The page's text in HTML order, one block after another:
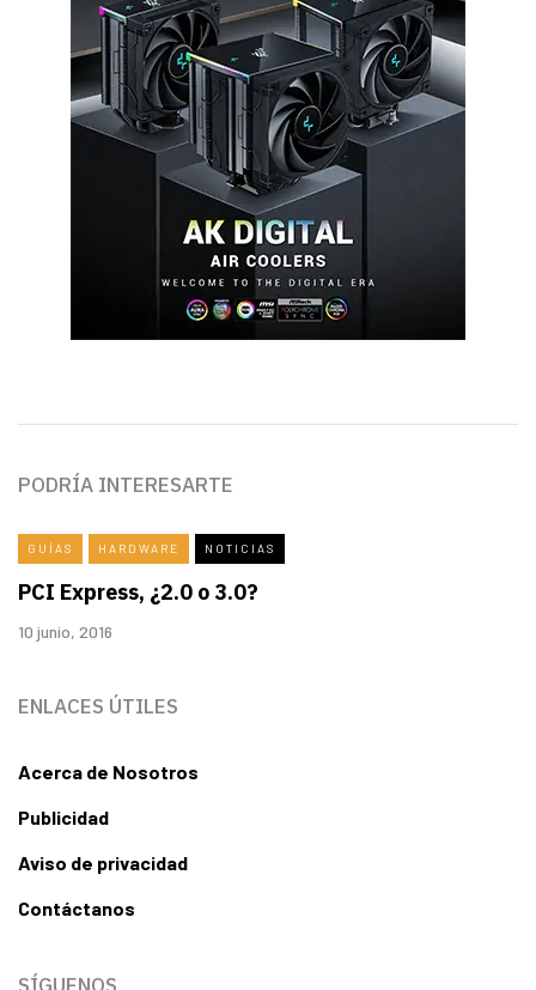
PODRÍA INTERESARTE
GUÍAS HARDWARE NOTICIAS
PCI Express, ¿2.0 o 3.0?
10 junio, 2016
ENLACES ÚTILES
Acerca de Nosotros
Publicidad
Aviso de privacidad
Contáctanos
SÍGUENOS